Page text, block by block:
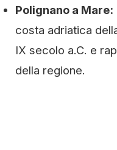
Polignano a Mare:
costa adriatica
IX secolo a.C. e
della regione.